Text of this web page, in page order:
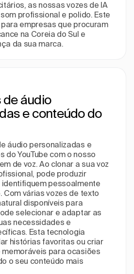
as nossas vozes de IA
profissional e polido. Este
empresas que procuram
na Coreia do Sul e
da sua marca.
de áudio
e conteúdo do
áudio personalizadas e
do YouTube com o nosso
de voz. Ao clonar a sua voz
pode produzir
pessoalmente
Com várias vozes de texto
disponíveis para
selecionar e adaptar as
necessidades e
Esta tecnologia
histórias favoritas ou criar
para ocasiões
o seu conteúdo mais